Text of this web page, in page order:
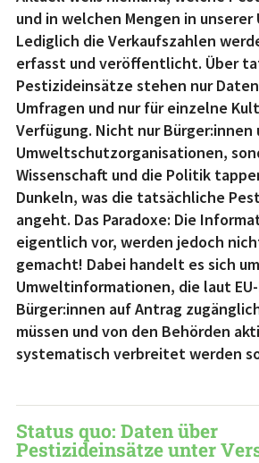
und in welchen Mengen in
Lediglich die Verkaufszahlen
erfasst und veröffentlicht. Über
Pestizideinsätze stehen nur
Umfragen und nur für einzelne
Verfügung. Nicht nur Bürger:innen
Umweltschutzorganisationen,
Wissenschaft und die Politik
Dunkeln, was die tatsächliche
angeht. Das Paradoxe: Die
eigentlich vor, werden jedoch
gemacht! Dabei handelt es sich um
Umweltinformationen, die laut
Bürger:innen auf Antrag
müssen und von den Behörden
systematisch verbreitet werden
Status quo: Daten über
Pestizideinsätze unter